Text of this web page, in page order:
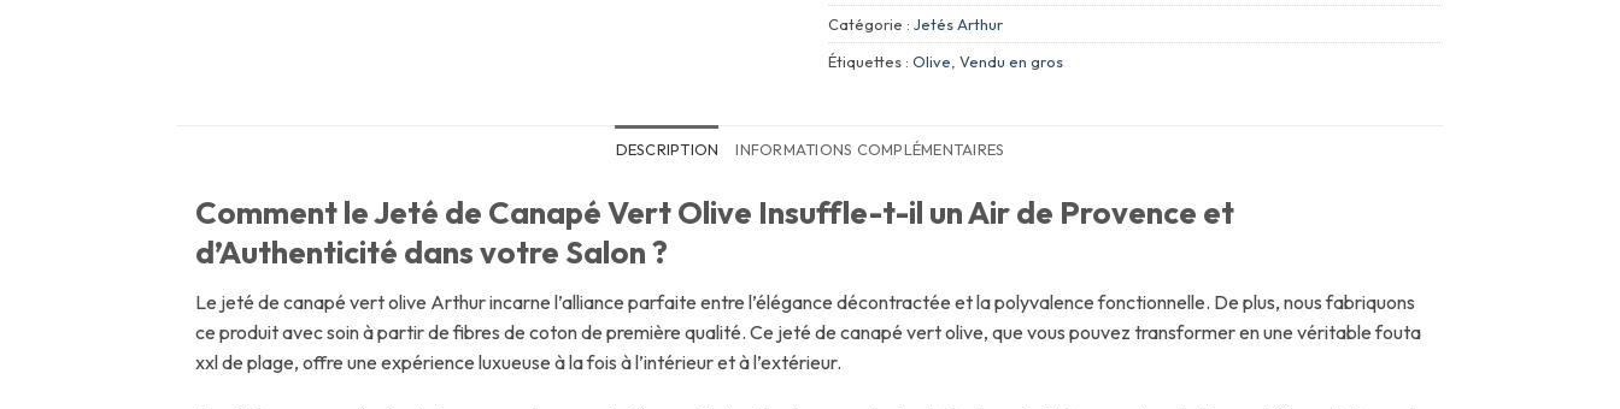
Catégorie : Jetés Arthur
Étiquettes : Olive, Vendu en gros
DESCRIPTION INFORMATIONS COMPLÉMENTAIRES
Comment le Jeté de Canapé Vert Olive Insuffle-t-il un Air de Provence et
d’Authenticité dans votre Salon ?
Le jeté de canapé vert olive Arthur incarne l’alliance parfaite entre l’élégance décontractée et la polyvalence fonctionnelle. De plus, nous fabriquons
ce produit avec soin à partir de fibres de coton de première qualité. Ce jeté de canapé vert olive, que vous pouvez transformer en une véritable fouta
xxl de plage, offre une expérience luxueuse à la fois à l’intérieur et à l’extérieur.